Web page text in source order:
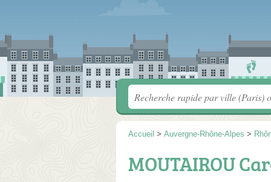
Accueil > Auvergne-Rhône-Alpes >
MOUTAIROU